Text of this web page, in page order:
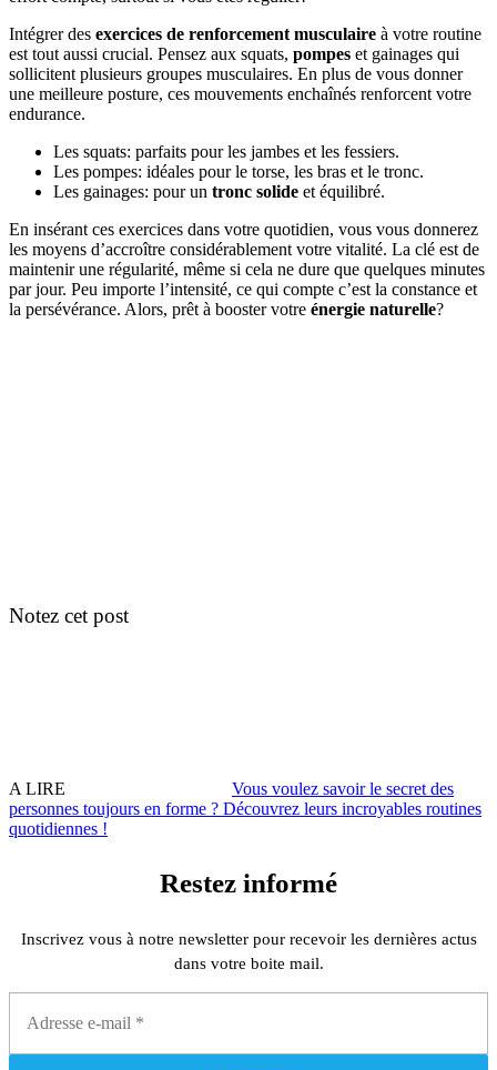
Intégrer des exercices de renforcement musculaire à votre routine
est tout aussi crucial. Pensez aux squats, pompes et gainages qui
sollicitent plusieurs groupes musculaires. En plus de vous donner
une meilleure posture, ces mouvements enchaînés renforcent votre
endurance.
Les squats: parfaits pour les jambes et les fessiers.
Les pompes: idéales pour le torse, les bras et le tronc.
Les gainages: pour un tronc solide et équilibré.
En insérant ces exercices dans votre quotidien, vous vous donnerez
les moyens d’accroître considérablement votre vitalité. La clé est de
maintenir une régularité, même si cela ne dure que quelques minutes
par jour. Peu importe l’intensité, ce qui compte c’est la constance et
la persévérance. Alors, prêt à booster votre énergie naturelle?
Notez cet post
A LIRE
Vous voulez savoir le secret des
personnes toujours en forme ? Découvrez leurs incroyables routines
quotidiennes !
Restez informé
Inscrivez vous à notre newsletter pour recevoir les dernières actus
dans votre boite mail.